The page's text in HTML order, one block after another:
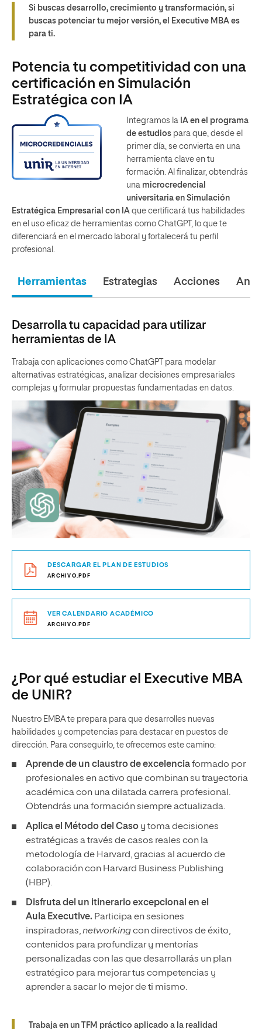
Si buscas desarrollo, crecimiento y transformación, si
buscas potenciar tu mejor versión, el Executive MBA es
para ti.
Potencia tu competitividad con una
certificación en Simulación
Estratégica con IA
Integramos la IA en el programa
de estudios para que, desde el
primer día, se convierta en una
herramienta clave en tu
formación. Al finalizar, obtendrás
una microcredencial
universitaria en Simulación
Estratégica Empresarial con IA que certificará tus habilidades
en el uso eficaz de herramientas como ChatGPT, lo que te
diferenciará en el mercado laboral y fortalecerá tu perfil
profesional.
Herramientas Estrategias Acciones
Desarrolla tu capacidad para utilizar
herramientas de IA
Trabaja con aplicaciones como ChatGPT para modelar
alternativas estratégicas, analizar decisiones empresariales
complejas y formular propuestas fundamentadas en datos.
DESCARGAR EL PLAN DE ESTUDIOS
ARCHIVO.PDF
VER CALENDARIO ACADÉMICO
ARCHIVO.PDF
¿Por qué estudiar el Executive MBA
de UNIR?
Nuestro EMBA te prepara para que desarrolles nuevas
habilidades y competencias para destacar en puestos de
dirección. Para conseguirlo, te ofrecemos este camino:
Aprende de un claustro de excelenciaformado por
profesionales en activo que combinan su trayectoria
académica con una dilatada carrera profesional.
Obtendrás una formación siempre actualizada.
Aplica el Método del Caso y toma decisiones
estratégicas a través de casos reales con la
metodología de Harvard, gracias al acuerdo de
colaboración con Harvard Business Publishing
(HBP).
Disfruta del un itinerario excepcional en el
Aula Executive. Participa en sesiones
inspiradoras,networkingcon directivos de éxito,
contenidos para profundizar y mentorías
personalizadas con las que desarrollarás un plan
estratégico para mejorar tus competencias y
aprender a sacar lo mejor de ti mismo.
Trabaja en un TFM práctico aplicado a la realidad